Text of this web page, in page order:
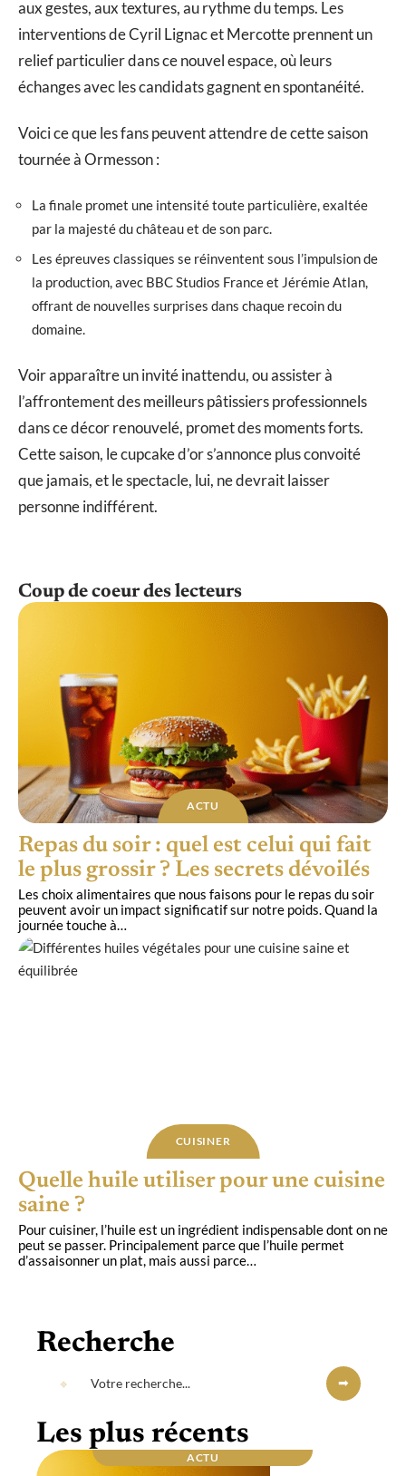
aux gestes, aux textures, au rythme du temps. Les
interventions de Cyril Lignac et Mercotte prennent un
relief particulier dans ce nouvel espace, où leurs
échanges avec les candidats gagnent en spontanéité.
Voici ce que les fans peuvent attendre de cette saison
tournée à Ormesson :
La finale promet une intensité toute particulière, exaltée
par la majesté du château et de son parc.
Les épreuves classiques se réinventent sous l’impulsion de
la production, avec BBC Studios France et Jérémie Atlan,
offrant de nouvelles surprises dans chaque recoin du
domaine.
Voir apparaître un invité inattendu, ou assister à
l’affrontement des meilleurs pâtissiers professionnels
dans ce décor renouvelé, promet des moments forts.
Cette saison, le cupcake d’or s’annonce plus convoité
que jamais, et le spectacle, lui, ne devrait laisser
personne indifférent.
Coup de coeur des lecteurs
ACTU
Repas du soir : quel est celui qui fait
le plus grossir ? Les secrets dévoilés
Les choix alimentaires que nous faisons pour le repas du soir
peuvent avoir un impact significatif sur notre poids. Quand la
journée touche à…
CUISINER
Quelle huile utiliser pour une cuisine
saine ?
Pour cuisiner, l’huile est un ingrédient indispensable dont on ne
peut se passer. Principalement parce que l’huile permet
d’assaisonner un plat, mais aussi parce…
Recherche
Les plus récents
ACTU